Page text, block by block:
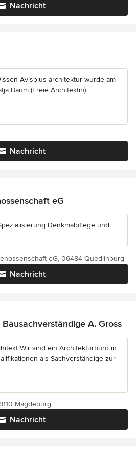
Nachricht
Avisplus architektur wurde am
Baum (Freie Architektin)
Nachricht
eG
Denkmalpflege und
Nachricht
eG, 06484 Quedlinburg
A. Gross
Wir sind ein Architekturbüro in
als Sachverständige zur
Nachricht
Magdeburg